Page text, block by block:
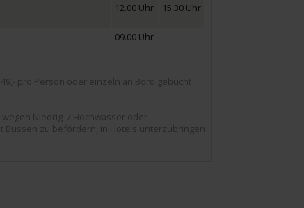
12.00 Uhr 15.30 Uhr
09.00 Uhr
pro Person oder einzeln an Bord gebucht
Niedrig- / Hochwasser oder
Bussen zu befördern, in Hotels unterzubringen